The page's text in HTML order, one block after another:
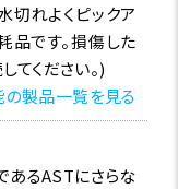
切れよくピックア
品です。損傷した
てください。)
の製品一覧を見る
あるASTにさらな